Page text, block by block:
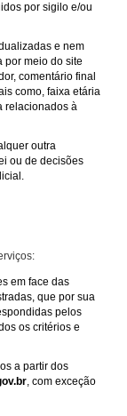
por sigilo e/ou
e nem
por meio do site
comentário final
como, faixa etária
relacionados à
outra
ou de decisões
em face das
que por sua
pelos
os critérios e
a partir dos
, com exceção